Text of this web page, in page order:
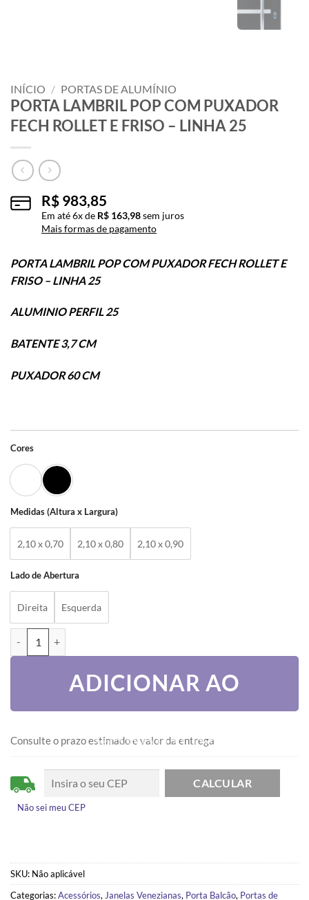
INÍCIO / PORTAS DE ALUMÍNIO
PORTA LAMBRIL POP COM PUXADOR
FECH ROLLET E FRISO – LINHA 25
R$ 983,85
Em até6x de R$ 163,98sem juros
Mais formas de pagamento
PORTA LAMBRIL POP COM PUXADOR FECH ROLLET E
FRISO – LINHA 25
ALUMINIO PERFIL 25
BATENTE 3,7 CM
PUXADOR 60 CM
Cores
Medidas (Altura x Largura)
2,10 x 0,70 2,10 x 0,80 2,10 x 0,90
Lado de Abertura
Direita Esquerda
ADICIONAR AO
CARRINHO
Consulte o prazo estimado e valor da entrega
Não sei meu CEP
SKU: Não aplicável
Categorias:Acessórios,Janelas Venezianas, Porta Balcão, Portas de